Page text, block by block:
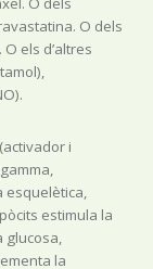
O dels
els d’altres
i
esquelètica,
estimula la
glucosa,
la